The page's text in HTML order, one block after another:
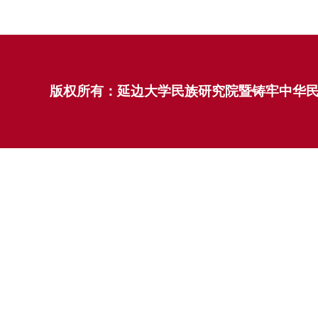
版权所有：延边大学民族研究院暨铸牢中华民